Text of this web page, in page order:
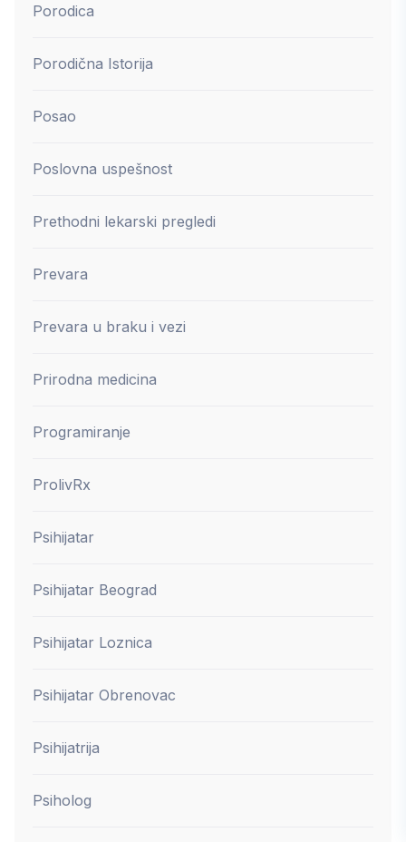
Porodica
Porodična Istorija
Posao
Poslovna uspešnost
Prethodni lekarski pregledi
Prevara
Prevara u braku i vezi
Prirodna medicina
Programiranje
ProlivRx
Psihijatar
Psihijatar Beograd
Psihijatar Loznica
Psihijatar Obrenovac
Psihijatrija
Psiholog